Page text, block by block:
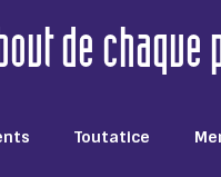
de chaque
Toutatice